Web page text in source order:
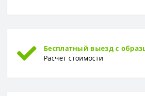
Бесплатный выезд с
Расчёт стоимости